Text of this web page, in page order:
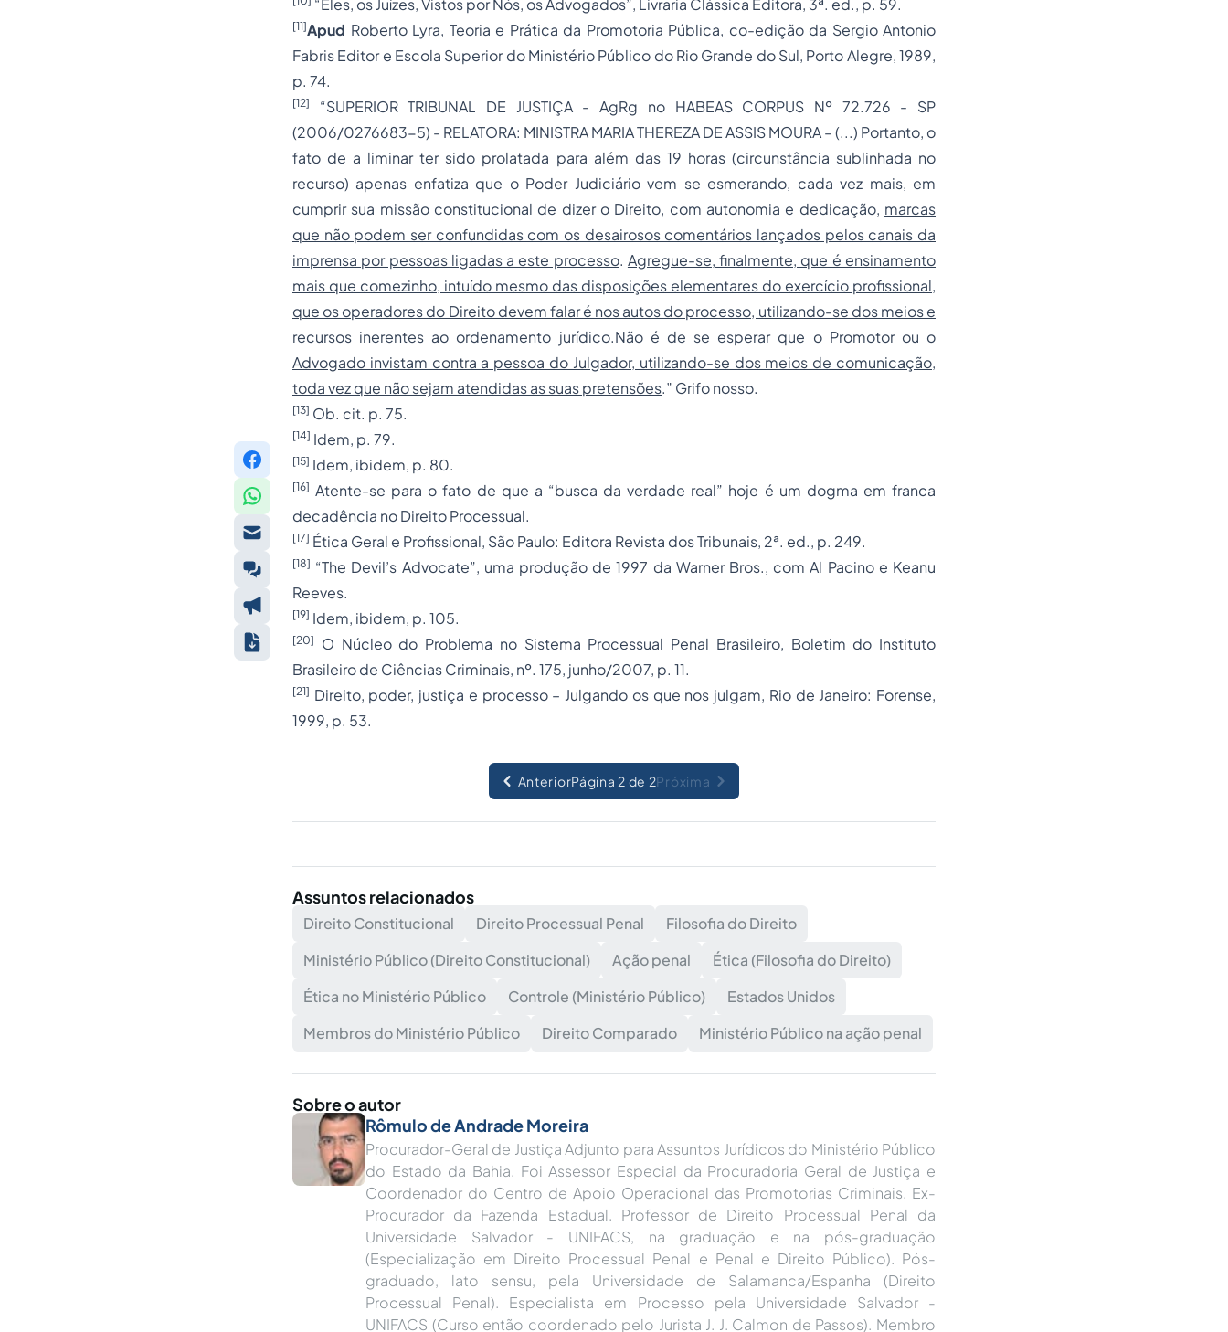
“Eles, os Juízes, Vistos por Nós, os Advogados”, Livraria Clássica Editora, 3ª. ed., p. 59.
[11]Apud Roberto Lyra, Teoria e Prática da Promotoria Pública, co-edição da Sergio Antonio
Fabris Editor e Escola Superior do Ministério Público do Rio Grande do Sul, Porto Alegre, 1989,
p. 74.
[12] “SUPERIOR TRIBUNAL DE JUSTIÇA - AgRg no HABEAS CORPUS Nº 72.726 - SP
(2006/0276683-5) - RELATORA: MINISTRA MARIA THEREZA DE ASSIS MOURA – (...) Portanto, o
fato de a liminar ter sido prolatada para além das 19 horas (circunstância sublinhada no
recurso) apenas enfatiza que o Poder Judiciário vem se esmerando, cada vez mais, em
cumprir sua missão constitucional de dizer o Direito, com autonomia e dedicação, marcas
que não podem ser confundidas com os desairosos comentários lançados pelos canais da
imprensa por pessoas ligadas a este processo. Agregue-se, finalmente, que é ensinamento
mais que comezinho, intuído mesmo das disposições elementares do exercício profissional,
que os operadores do Direito devem falar é nos autos do processo, utilizando-se dos meios e
recursos inerentes ao ordenamento jurídico.Não é de se esperar que o Promotor ou o
Advogado invistam contra a pessoa do Julgador, utilizando-se dos meios de comunicação,
toda vez que não sejam atendidas as suas pretensões.” Grifo nosso.
[13] Ob. cit. p. 75.
[14] Idem, p. 79.
[15] Idem, ibidem, p. 80.
[16] Atente-se para o fato de que a “busca da verdade real” hoje é um dogma em franca
decadência no Direito Processual.
[17] Ética Geral e Profissional, São Paulo: Editora Revista dos Tribunais, 2ª. ed., p. 249.
[18] “The Devil’s Advocate”, uma produção de 1997 da Warner Bros., com Al Pacino e Keanu
Reeves.
[19] Idem, ibidem, p. 105.
[20]
O Núcleo do Problema no Sistema Processual Penal Brasileiro, Boletim do Instituto
Brasileiro de Ciências Criminais, nº. 175, junho/2007, p. 11.
[21] Direito, poder, justiça e processo– Julgando os que nos julgam, Rio de Janeiro: Forense,
1999, p. 53.
AnteriorPágina 2 de 2Próxima
Assuntos relacionados
Direito Constitucional Direito Processual Penal
Filosofia do Direito
Ministério Público (Direito Constitucional)
Ação penal
Ética (Filosofia do Direito)
Ética no Ministério Público
Controle (Ministério Público)
Estados Unidos
Membros do Ministério Público
Direito Comparado Ministério Público na ação penal
Sobre o autor
Rômulo de Andrade Moreira
Procurador-Geral de Justiça Adjunto para Assuntos Jurídicos do Ministério Público
do Estado da Bahia. Foi Assessor Especial da Procuradoria Geral de Justiça e
Coordenador do Centro de Apoio Operacional das Promotorias Criminais. Ex-
Procurador da Fazenda Estadual. Professor de Direito Processual Penal da
Universidade Salvador - UNIFACS, na graduação e na pós-graduação
(Especialização em Direito Processual Penal e Penal e Direito Público). Pós-
graduado, lato sensu, pela Universidade de Salamanca/Espanha (Direito
Processual Penal). Especialista em Processo pela Universidade Salvador -
UNIFACS (Curso então coordenado pelo Jurista J. J. Calmon de Passos). Membro